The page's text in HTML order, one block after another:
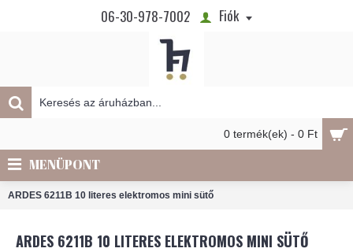
06-30-978-7002 Fiók
0 termék(ek) - 0 Ft
MENÜPONT
ARDES 6211B 10 literes elektromos mini sütő
ARDES 6211B 10 LITERES ELEKTROMOS MINI SÜTŐ